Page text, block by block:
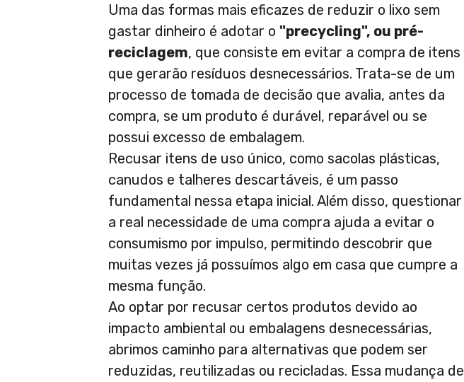
Uma das formas mais eficazes de reduzir o lixo sem
gastar dinheiro é adotar o"precycling", ou pré-
reciclagem, que consiste em evitar a compra de itens
que gerarão resíduos desnecessários. Trata-se de um
processo de tomada de decisão que avalia, antes da
compra, se um produto é durável, reparável ou se
possui excesso de embalagem.
Recusar itens de uso único, como sacolas plásticas,
canudos e talheres descartáveis, é um passo
fundamental nessa etapa inicial. Além disso, questionar
a real necessidade de uma compra ajuda a evitar o
consumismo por impulso, permitindo descobrir que
muitas vezes já possuímos algo em casa que cumpre a
mesma função.
Ao optar por recusar certos produtos devido ao
impacto ambiental ou embalagens desnecessárias,
abrimos caminho para alternativas que podem ser
reduzidas, reutilizadas ou recicladas. Essa mudança de